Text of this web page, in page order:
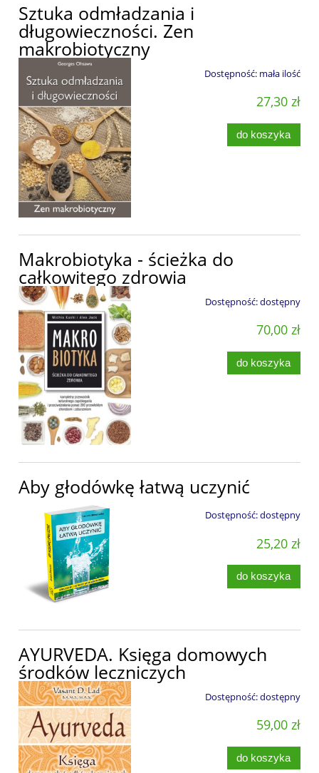
Sztuka odmładzania i
długowieczności. Zen
makrobiotyczny
Dostępność: mała ilość
27,30 zł
do koszyka
Makrobiotyka - ścieżka do
całkowitego zdrowia
Dostępność:dostępny
70,00 zł
do koszyka
Aby głodówkę łatwą uczynić
Dostępność:dostępny
25,20 zł
do koszyka
AYURVEDA. Księga domowych
środków leczniczych
Dostępność:dostępny
59,00 zł
do koszyka